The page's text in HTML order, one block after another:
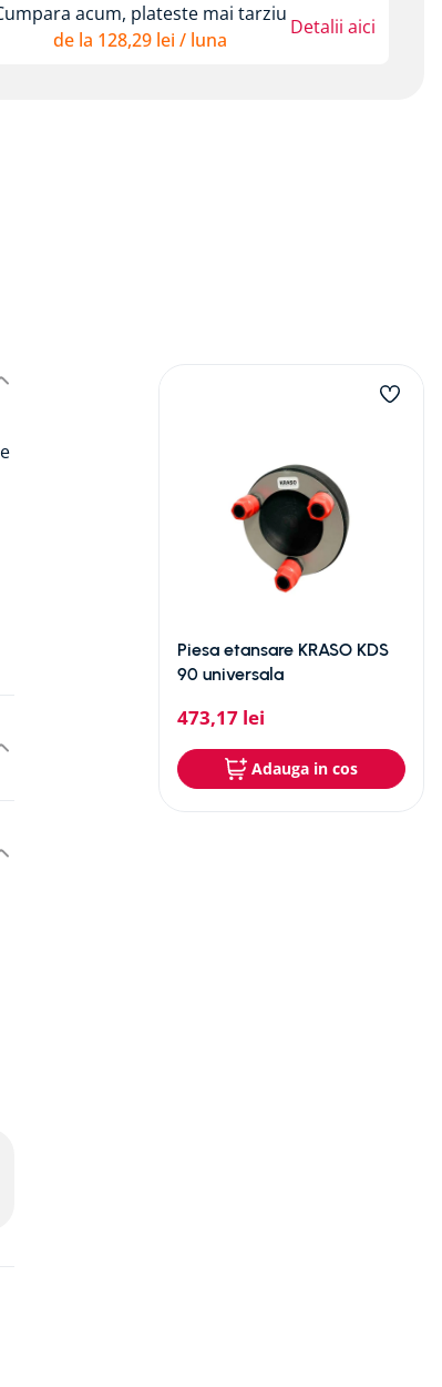
acum, plateste mai tarziu
de la 128,29 lei / luna
Detalii aici
Piesa etansare KRASO KDS
90 universala
473,17 lei
Adauga in cos